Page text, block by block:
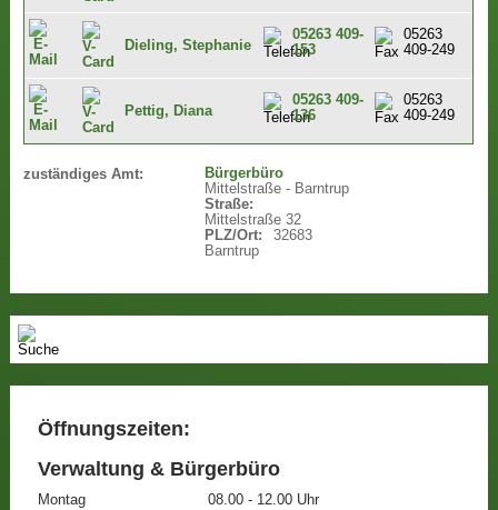
Dieling, Stephanie
05263 409-
153
05263
409-249
Pettig, Diana
05263 409-
136
05263
409-249
zuständiges Amt:
Bürgerbüro
Mittelstraße - Barntrup
Straße:
Mittelstraße 32
PLZ/Ort:
32683
Barntrup
Öffnungszeiten:
Verwaltung & Bürgerbüro
Montag
08.00 - 12.00 Uhr